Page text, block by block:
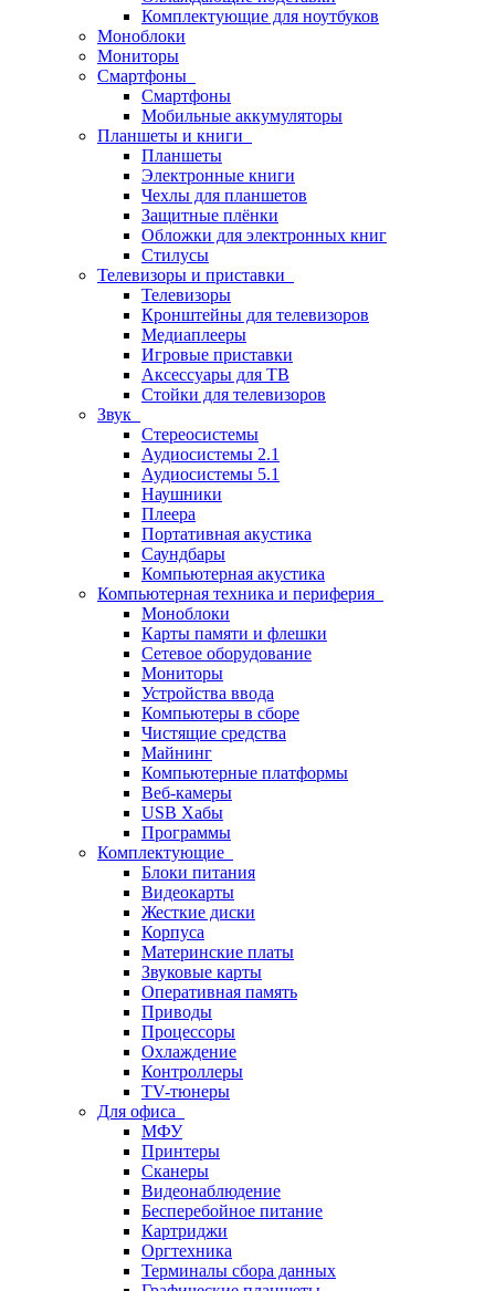
Комплектующие для ноутбуков
Моноблоки
Мониторы
Смартфоны
Смартфоны
Мобильные аккумуляторы
Планшеты и книги
Планшеты
Электронные книги
Чехлы для планшетов
Защитные плёнки
Обложки для электронных книг
Стилусы
Телевизоры и приставки
Телевизоры
Кронштейны для телевизоров
Медиаплееры
Игровые приставки
Аксессуары для ТВ
Стойки для телевизоров
Звук
Стереосистемы
Аудиосистемы 2.1
Аудиосистемы 5.1
Наушники
Плеера
Портативная акустика
Саундбары
Компьютерная акустика
Компьютерная техника и периферия
Моноблоки
Карты памяти и флешки
Сетевое оборудование
Мониторы
Устройства ввода
Компьютеры в сборе
Чистящие средства
Майнинг
Компьютерные платформы
Веб-камеры
USB Хабы
Программы
Комплектующие
Блоки питания
Видеокарты
Жесткие диски
Корпуса
Материнские платы
Звуковые карты
Оперативная память
Приводы
Процессоры
Охлаждение
Контроллеры
TV-тюнеры
Для офиса
МФУ
Принтеры
Сканеры
Видеонаблюдение
Бесперебойное питание
Картриджи
Оргтехника
Терминалы сбора данных